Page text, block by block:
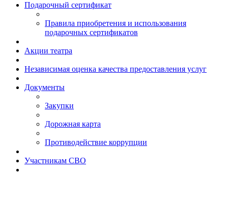
Подарочный сертификат
Правила приобретения и использования
подарочных сертификатов
Акции театра
Независимая оценка качества предоставления услуг
Документы
Закупки
Дорожная карта
Противодействие коррупции
Участникам СВО